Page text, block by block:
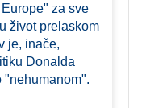
za sve
život prelaskom
je, inače,
Donalda
"nehumanom".